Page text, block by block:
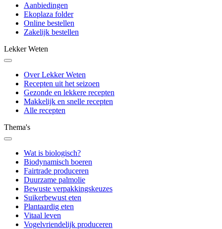
Aanbiedingen
Ekoplaza folder
Online bestellen
Zakelijk bestellen
Lekker Weten
Over Lekker Weten
Recepten uit het seizoen
Gezonde en lekkere recepten
Makkelijk en snelle recepten
Alle recepten
Thema's
Wat is biologisch?
Biodynamisch boeren
Fairtrade produceren
Duurzame palmolie
Bewuste verpakkingskeuzes
Suikerbewust eten
Plantaardig eten
Vitaal leven
Vogelvriendelijk produceren